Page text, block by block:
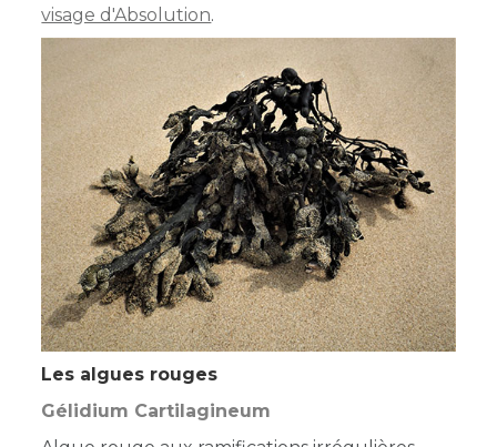
visage d'Absolution.
Les algues rouges
Gélidium Cartilagineum